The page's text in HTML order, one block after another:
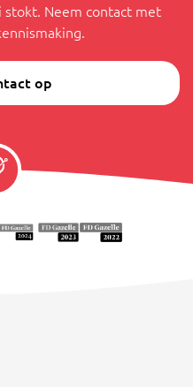
Neem contact met
op